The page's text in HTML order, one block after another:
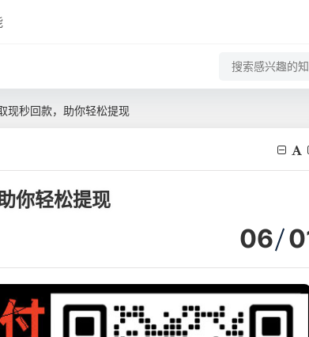
现秒回款，助你轻松提现
你轻松提现
06